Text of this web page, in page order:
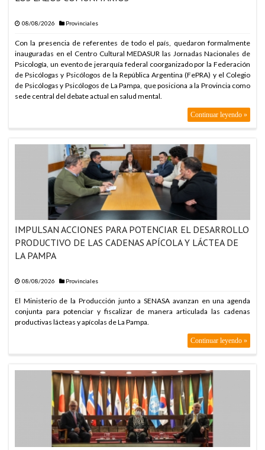
ARABIA SAUDITA, TU
ARABIA SAUDITA, TU
ARABIA SAUDITA, TU
ARABIA SAUDITA, TU
ARABIA SAUDITA, TU
ARABIA SAUDITA, TU
ARABIA SAUDITA, TU
ARABIA SAUDITA, TU
ARABIA SAUDITA, TU
08/08/2026 Provinciales
Con la presencia de referentes de todo el país, quedaron formalmente
inauguradas en el Centro Cultural MEDASUR las Jornadas Nacionales de
Psicología, un evento de jerarquía federal coorganizado por la Federación
de Psicólogas y Psicólogos de la República Argentina (FePRA) y el Colegio
de Psicólogas y Psicólogos de La Pampa, que posiciona a la Provincia como
sede central del debate actual en salud mental.
Continuar leyendo »
IMPULSAN ACCIONES PARA POTENCIAR EL DESARROLLO
PRODUCTIVO DE LAS CADENAS APÍCOLA Y LÁCTEA DE
LA PAMPA
08/08/2026 Provinciales
El Ministerio de la Producción junto a SENASA avanzan en una agenda
conjunta para potenciar y fiscalizar de manera articulada las cadenas
productivas lácteas y apícolas de La Pampa.
Continuar leyendo »